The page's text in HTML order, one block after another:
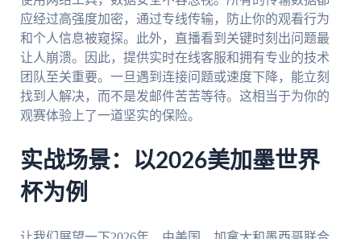
应经过高强度加密，通过专线传输，防止你的观看行为
和个人信息被窥探。此外，直播看到关键时刻出问题最
让人崩溃。因此，提供实时在线客服和拥有专业的技术
团队至关重要。一旦遇到连接问题或速度下降，能立刻
找到人解决，而不是发邮件苦苦等待。这相当于为你的
观赛体验上了一道坚实的保险。
实战场景：以2026美加墨世界
杯为例